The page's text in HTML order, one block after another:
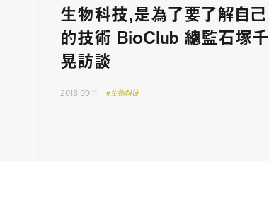
生物科技，是為了要了解自己
的技術 BioClub 總監石塚千
晃訪談
2018.09.11 #生物科技